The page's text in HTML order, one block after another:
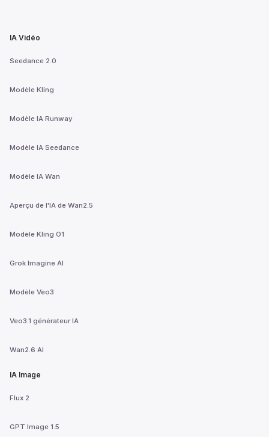
IA Vidéo
Seedance 2.0
Modèle Kling
Modèle IA Runway
Modèle IA Seedance
Modèle IA Wan
Aperçu de l'IA de Wan2.5
Modèle Kling O1
Grok Imagine AI
Modèle Veo3
Veo3.1 générateur IA
Wan2.6 AI
IA Image
Flux 2
GPT Image 1.5